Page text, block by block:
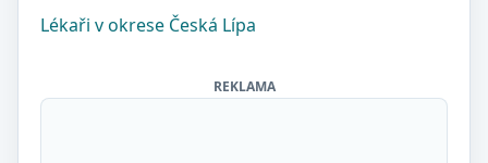
Lékaři v okrese Česká Lípa
REKLAMA